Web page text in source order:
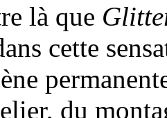
là que
cette
du